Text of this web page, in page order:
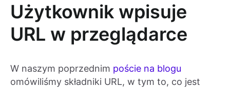
Użytkownik wpisuje
URL w przeglądarce
W naszym poprzednim poście na blogu
omówiliśmy składniki URL, w tym to, co jest